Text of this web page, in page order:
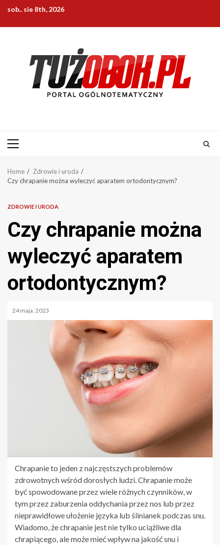
content
sob.. sie 8th, 2026
Primary
Home
Zdrowie i uroda
Czy chrapanie można wyleczyć aparatem ortodontycznym?
ZDROWIE I URODA
Czy chrapanie można
wyleczyć aparatem
ortodontycznym?
24 maja, 2023
Chrapanie to jeden z najczęstszych problemów
zdrowotnych wśród dorosłych ludzi. Chrapanie może
być spowodowane przez wiele różnych czynników, w
tym przez zaburzenia oddychania przez nos lub przez
nieprawidłowe ułożenie języka lub ślinianek podczas snu.
Wiadomo, że chrapanie jest nie tylko uciążliwe dla
chrapiącego, ale może mieć wpływ na jakość snu i